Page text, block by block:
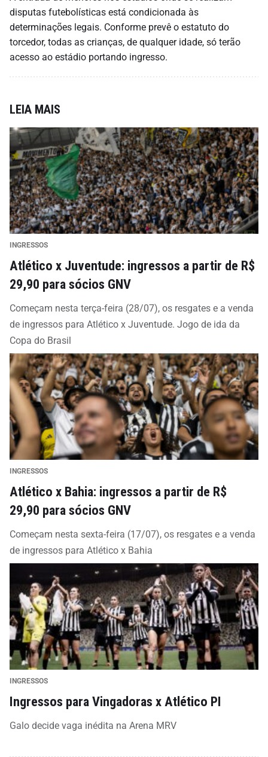
disputas futebolísticas está condicionada às
determinações legais. Conforme prevê o estatuto do
torcedor, todas as crianças, de qualquer idade, só terão
acesso ao estádio portando ingresso.
LEIA MAIS
INGRESSOS
Atlético x Juventude: ingressos a partir de R$
29,90 para sócios GNV
Começam nesta terça-feira (28/07), os resgates e a venda
de ingressos para Atlético x Juventude. Jogo de ida da
Copa do Brasil
INGRESSOS
Atlético x Bahia: ingressos a partir de R$
29,90 para sócios GNV
Começam nesta sexta-feira (17/07), os resgates e a venda
de ingressos para Atlético x Bahia
INGRESSOS
Ingressos para Vingadoras x Atlético PI
Galo decide vaga inédita na Arena MRV